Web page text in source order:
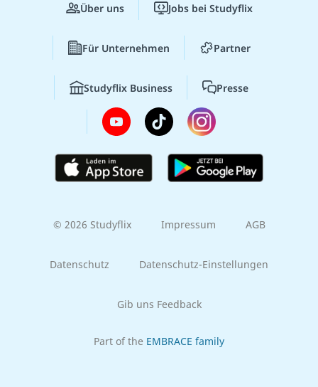
Über uns Jobs bei Studyflix
Für Unternehmen Partner
Studyflix Business Presse
© 2026 Studyflix Impressum AGB
Datenschutz Datenschutz-Einstellungen
Gib uns Feedback
Part of the EMBRACE family